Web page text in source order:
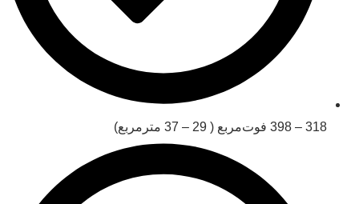
318 ‒ 398 فوت‌مربع ( 29 ‒ 37 مترمربع)